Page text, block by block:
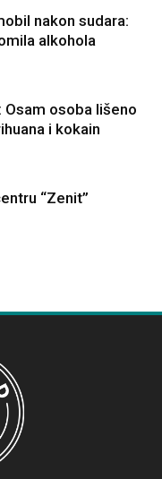
nakon sudara:
alkohola
osoba lišeno
i kokain
“Zenit”